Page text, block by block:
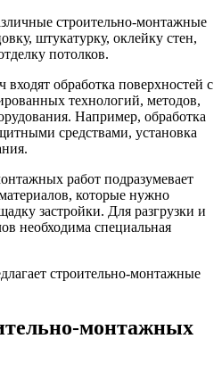
строительно-монтажные
штукатурку, оклейку стен,
потолков.
обработка поверхностей с
технологий, методов,
Например, обработка
средствами, установка
работ подразумевает
которые нужно
застройки. Для разгрузки и
необходима специальная
строительно-монтажные
монтажных